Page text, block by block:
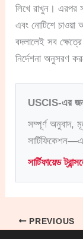
লিখে রাখুন। এরপর
এবং নোটিশে
বদলালেই সব
নির্দেশনা অনুসরণ
USCIS-এর
সম্পূর্ণ অনুবাদ,
সার্টিফায়েড
PREVIOUS